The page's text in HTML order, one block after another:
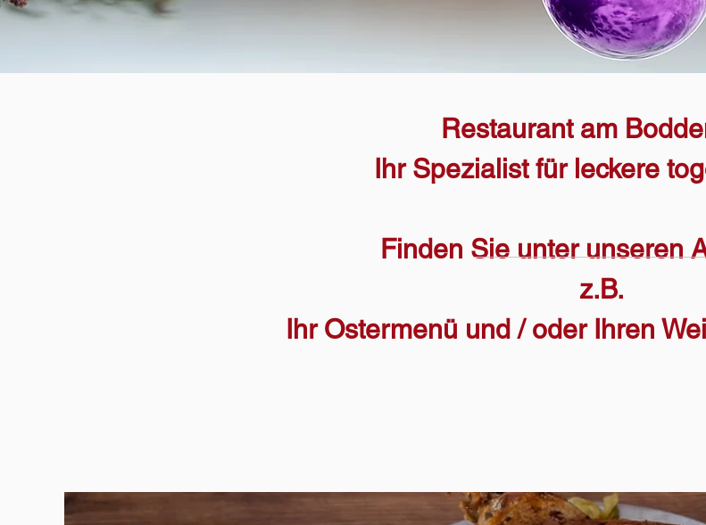
Restaurant am
Ihr Spezialist für leckere
Finden Sie unter unseren
z.B.
Ihr Ostermenü und / oder Ihren